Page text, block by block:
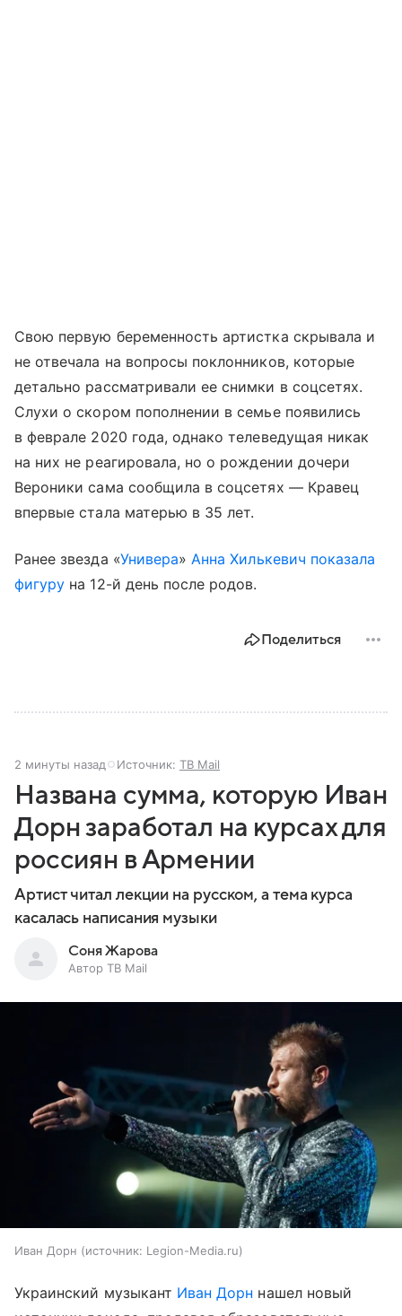
Свою первую беременность артистка скрывала и
не отвечала на вопросы поклонников, которые
детально рассматривали ее снимки в соцсетях.
Слухи о скором пополнении в семье появились
в феврале 2020 года, однако телеведущая никак
на них не реагировала, но о рождении дочери
Вероники сама сообщила в соцсетях — Кравец
впервые стала матерью в 35 лет.
Ранее звезда «Универа» Анна Хилькевич показала
фигуру на 12-й день после родов.
Поделиться
2 минуты назад Источник: ТВ Mail
Названа сумма, которую Иван
Дорн заработал на курсах для
россиян в Армении
Артист читал лекции на русском, а тема курса
касалась написания музыки
Соня Жарова
Автор ТВ Mail
Иван Дорн источник: Legion-Media.ru
Украинский музыкант Иван Дорн нашел новый